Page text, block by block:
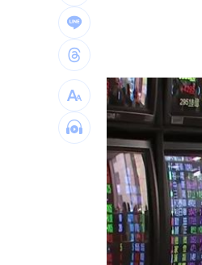
LIVE三立+24
三立iNEWS新
市場到酒場料
油品食安事件